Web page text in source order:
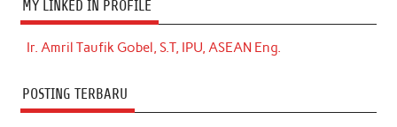
MY LINKED IN PROFILE
Ir. Amril Taufik Gobel, S.T, IPU, ASEAN Eng.
POSTING TERBARU